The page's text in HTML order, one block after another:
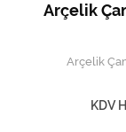
Arçelik
Arçelik
KDV